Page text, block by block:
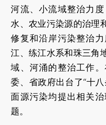
河流、小流域整治力
水、农业污染源的治理
修复和沿岸污染整治
江、练江水系和珠三角
域、河涌的整治工作
委、省政府出台了“十
面源污染均提出相关
题。